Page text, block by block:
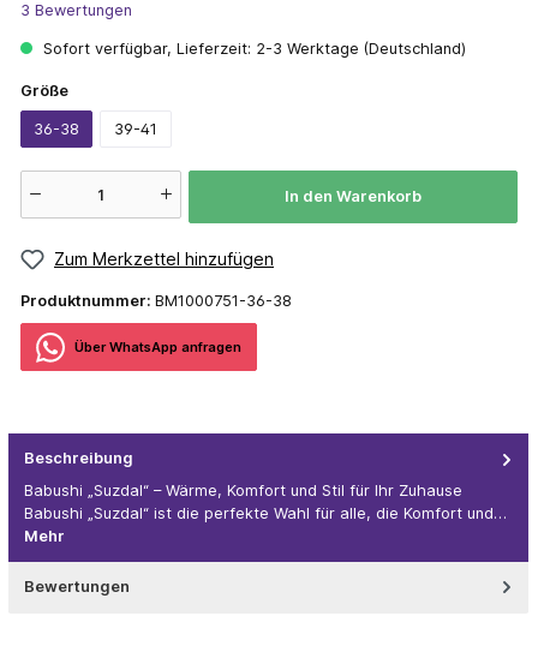
3 Bewertungen
Sofort verfügbar, Lieferzeit: 2-3 Werktage (Deutschland)
Größe
36-38 39-41
In den Warenkorb
Zum Merkzettel hinzufügen
Produktnummer: BM1000751-36-38
Über WhatѕApp anfragеn
Beschreibung
Babushi „Suzdal“ – Wärme, Komfort und Stil für Ihr Zuhause
Babushi „Suzdal“ ist die perfekte Wahl für alle, die Komfort und…
Mehr
Bewertungen